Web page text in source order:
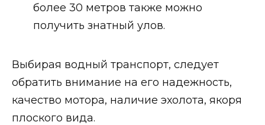
более 30 метров также можно
получить знатный улов.
Выбирая водный транспорт, следует
обратить внимание на его надежность,
качество мотора, наличие эхолота, якоря
плоского вида.